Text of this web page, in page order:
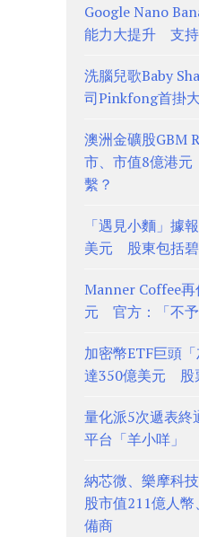
Google Nano
能力大提升 支
洗腦兒歌Baby
司Pinkfong首掛
澳洲金礦股GBM
市、市值8億港
繫？
「遇見小麵」據
美元 股東包括
Manner Coffee
元 官方：「不予
加密幣ETF巨頭
達350億美元 股
量化派5次遞表終
平台「羊小咩」
納芯微、樂摩科
股市值211億人
備商